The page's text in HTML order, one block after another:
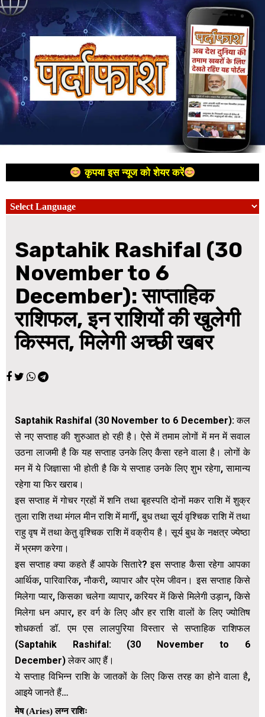
कृपया इस न्यूज को शेयर करें
Saptahik Rashifal (30
November to 6
December): साप्ताहिक
राशिफल, इन राशियों की खुलेगी
किस्मत, मिलेगी अच्छी खबर
Saptahik Rashifal (30November to 6 December):कल
से नए सप्ताह की शुरुआत हो रही है। ऐसे में तमाम लोगों में मन में सवाल
उठना लाजमी है कि यह सप्ताह उनके लिए कैसा रहने वाला है। लोगों के
मन में ये जिज्ञासा भी होती है कि ये सप्ताह उनके लिए शुभ रहेगा, सामान्य
रहेगा या फिर खराब।
इस सप्ताह में गोचर ग्रहों में शनि तथा बृहस्पति दोनों मकर राशि में शुक्र
तुला राशि तथा मंगल मीन राशि में मार्गी, बुध तथा सूर्य वृश्चिक राशि में तथा
राहु वृष में तथा केतु वृश्चिक राशि में वक्रीय है। सूर्य बुध के नक्षत्र ज्येष्ठा
में भ्रमण करेगा।
इस सप्ताह क्या कहते हैं आपके सितारे? इस सप्ताह कैसा रहेगा आपका
आर्थिक, पारिवारिक, नौकरी, व्यापार और प्रेम जीवन। इस सप्ताह किसे
मिलेगा प्यार, किसका चलेगा व्यापार, करियर में किसे मिलेगी उड़ान, किसे
मिलेगा धन अपार, हर वर्ग के लिए और हर राशि वालों के लिए ज्योतिष
शोधकर्ता डॉ. एम एस लालपुरिया विस्तार से सप्ताहिक राशिफल
(Saptahik Rashifal: (30 November to 6
December)लेकर आए हैं।
ये सप्ताह विभिन्न राशि के जातकों के लिए किस तरह का होने वाला है,
आइये जानते हैं…
मेष (Aries) लग्न राशिः